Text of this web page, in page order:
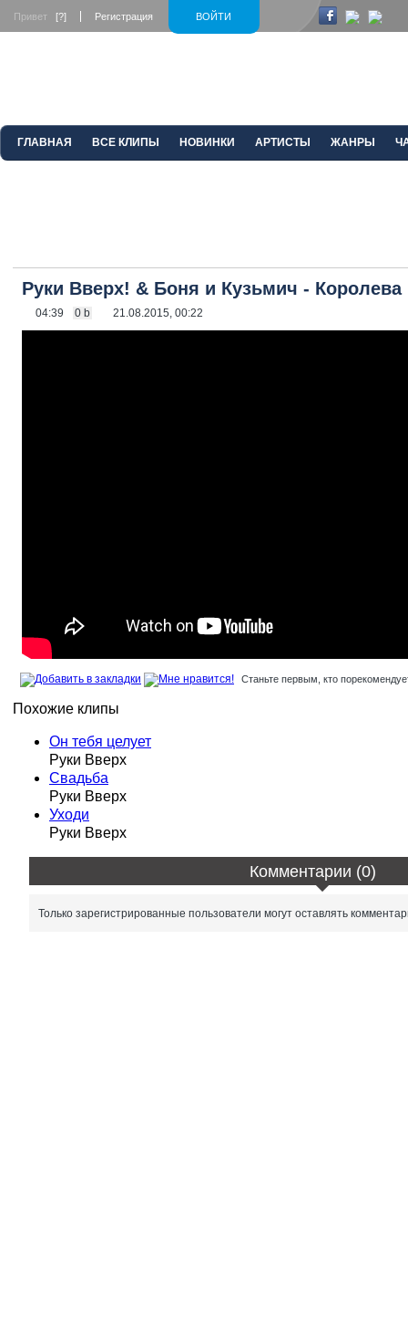
ВОЙТИ
Привет [?] Регистрация
ГЛАВНАЯ ВСЕ КЛИПЫ НОВИНКИ АРТИСТЫ ЖАНРЫ
Руки Вверх! & Боня и Кузьмич - Королева
04:39 0 b 21.08.2015, 00:22
Станьте первым, кто
Похожие клипы
Он тебя целует
Руки Вверх
Свадьба
Руки Вверх
Уходи
Руки Вверх
Комментарии (0)
Только зарегистрированные пользователи могут оставлять